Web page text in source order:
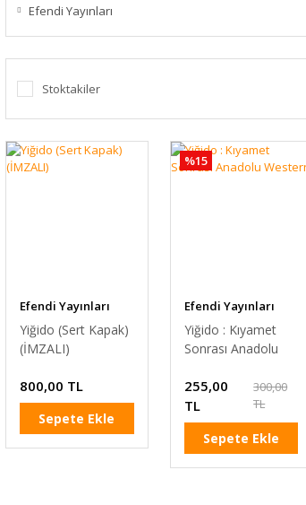
Efendi Yayınları
Stoktakiler
Efendi Yayınları
Yiğido (Sert Kapak)
(İMZALI)
800,00 TL
Sepete Ekle
%15
Efendi Yayınları
Yiğido : Kıyamet
Sonrası Anadolu
255,00
TL
300,00
TL
Sepete Ekle